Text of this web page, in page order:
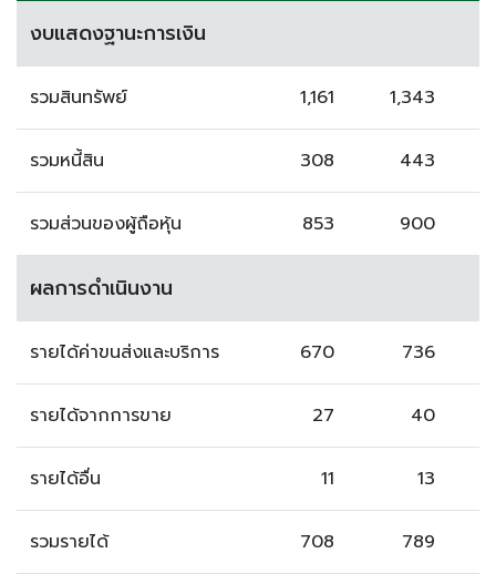
งบแสดงฐานะการเงิน
รวมสินทรัพย์ 1,161 1,343
รวมหนี้สิน 308 443
รวมส่วนของผู้ถือหุ้น 853 900
ผลการดำเนินงาน
รายได้ค่าขนส่งและบริการ 670 736
รายได้จากการขาย 27 40
รายได้อื่น 11 13
รวมรายได้ 708 789